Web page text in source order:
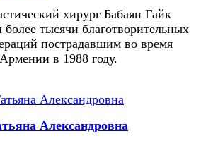
хирург Бабаян Гайк
тысячи благотворительных
пострадавшим во время
в 1988 году.
Александровна